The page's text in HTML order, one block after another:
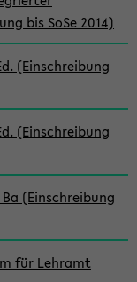
bis SoSe 2014)
(Einschreibung
(Einschreibung
(Einschreibung
für Lehramt